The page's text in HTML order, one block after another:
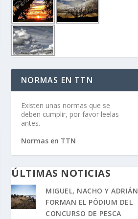
NORMAS EN TTN
Existen unas normas que se
deben cumplir, por favor leelas
antes.
Normas en TTN
ÚLTIMAS NOTICIAS
MIGUEL, NACHO Y ADRIÁN
FORMAN EL PÓDIUM DEL
CONCURSO DE PESCA